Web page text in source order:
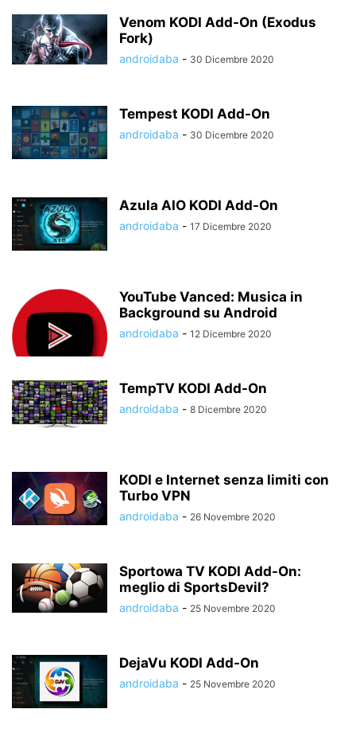
Venom KODI Add-On (Exodus
Fork)
androidaba - 30 Dicembre 2020
Tempest KODI Add-On
androidaba - 30 Dicembre 2020
Azula AIO KODI Add-On
androidaba - 17 Dicembre 2020
YouTube Vanced: Musica in
Background su Android
androidaba - 12 Dicembre 2020
TempTV KODI Add-On
androidaba - 8 Dicembre 2020
KODI e Internet senza limiti con
Turbo VPN
androidaba - 26 Novembre 2020
Sportowa TV KODI Add-On:
meglio di SportsDevil?
androidaba - 25 Novembre 2020
DejaVu KODI Add-On
androidaba - 25 Novembre 2020